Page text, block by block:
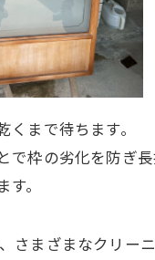
くまで待ちます。
で枠の劣化を防ぎ
す。
さまざまなクリー